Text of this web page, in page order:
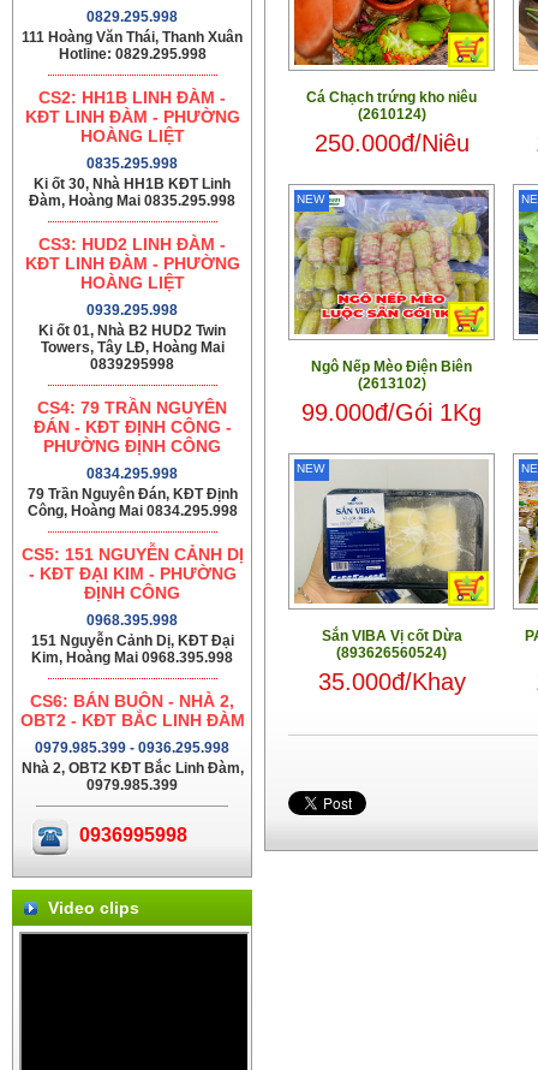
0829.295.998
111 Hoàng Văn Thái, Thanh Xuân
Hotline: 0829.295.998
CS2: HH1B LINH ĐÀM -
KĐT LINH ĐÀM - PHƯỜNG
HOÀNG LIỆT
0835.295.998
Ki ốt 30, Nhà HH1B KĐT Linh
Đàm, Hoàng Mai 0835.295.998
CS3: HUD2 LINH ĐÀM -
KĐT LINH ĐÀM - PHƯỜNG
HOÀNG LIỆT
0939.295.998
Ki ốt 01, Nhà B2 HUD2 Twin
Towers, Tây LĐ, Hoàng Mai
0839295998
CS4: 79 TRẦN NGUYÊN
ĐÁN - KĐT ĐỊNH CÔNG -
PHƯỜNG ĐỊNH CÔNG
0834.295.998
79 Trần Nguyên Đán, KĐT Định
Công, Hoàng Mai 0834.295.998
CS5: 151 NGUYỄN CẢNH DỊ
- KĐT ĐẠI KIM - PHƯỜNG
ĐỊNH CÔNG
0968.395.998
151 Nguyễn Cảnh Dị, KĐT Đại
Kim, Hoàng Mai 0968.395.998
CS6: BÁN BUÔN - NHÀ 2,
OBT2 - KĐT BẮC LINH ĐÀM
0979.985.399 - 0936.295.998
Nhà 2, OBT2 KĐT Bắc Linh Đàm,
0979.985.399
0936995998
Video clips
Cá Chạch trứng kho niêu
(2610124)
250.000đ/Niêu
Ngô Nếp Mèo Điện Biên
(2613102)
99.000đ/Gói 1Kg
NEW
Sắn VIBA Vị cốt Dừa
(893626560524)
35.000đ/Khay
NEW